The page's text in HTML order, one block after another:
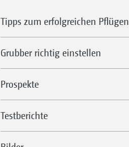
Tipps zum erfolgreichen Pflügen
Grubber richtig einstellen
Prospekte
Testberichte